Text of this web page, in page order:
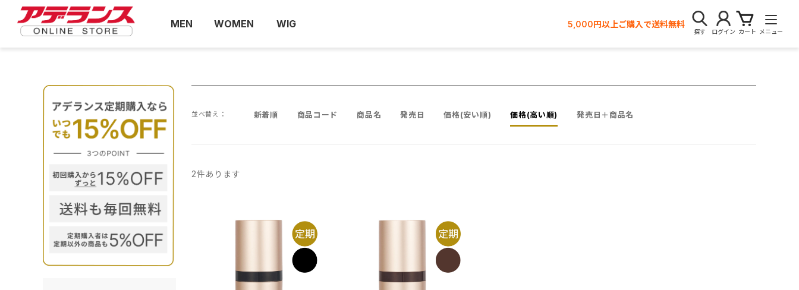
MEN WOMEN WIG 5,000円以上ご購入で送料無料
探す ログイン カート メニュー
並べ替え： 新着順 商品コード 商品名 発売日 価格(安い順) 価格(高い順) 発売日＋商品名
2件あります